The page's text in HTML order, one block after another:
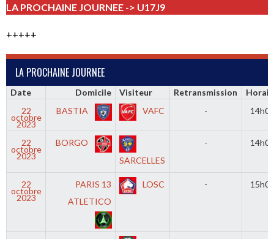
LA PROCHAINE JOURNEE -> U17J9
+++++
LA PROCHAINE JOURNEE
Date Domicile Visiteur Retransmission
22
octobre
2023
BASTIA VAFC - 14h00
22
octobre
2023
BORGO
SARCELLES
- 14h00
22
octobre
2023
PARIS 13
ATLETICO
LOSC - 15h00